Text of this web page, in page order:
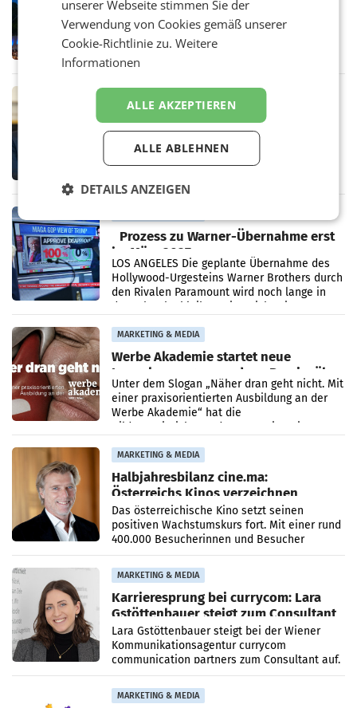
Jahren Grafenegg Festival und Peter
Simonischek
Am Sonntag, dem 9. August 2026, begleitet
Lillian Moschen das Publikum ab 9.05 Uhr
durch die ORF-„Kulturmatinee“. Die Sendung
Grafenegg
APA-Comm-Ranking: Christian
Stocker mit höchster Medienpräsenz
im Juli
Das APA-Comm-Politik-Ranking untersucht
monatlich die Berichterstattung von zwölf
analysiert, welche Politikerinnen und
Prozess zu Warner-Übernahme erst
im März 2027
LOS ANGELES Die geplante Übernahme des
Hollywood-Urgesteins Warner Brothers durch
den Rivalen Paramount wird noch lange in
der Schwebe bleiben. Eine Richterin setzte
MARKETING & MEDIA
Werbe Akademie startet neue
Imagekampagne rund um Praxisnähe
Unter dem Slogan „Näher dran geht nicht. Mit
einer praxisorientierten Ausbildung an der
Werbe Akademie“ hat die
Bildungseinrichtung des WIFI Wien eine neue
MARKETING & MEDIA
Halbjahresbilanz cine.ma:
Österreichs Kinos verzeichnen
400.000 Besucher mehr
Das österreichische Kino setzt seinen
positiven Wachstumskurs fort. Mit einer rund
400.000 Besucherinnen und Besucher
höheren Nettoreichweite im ersten Halbjahr
2026 gegenüber dem
MARKETING & MEDIA
Karrieresprung bei currycom: Lara
Gstöttenbauer steigt zum Consultant
auf
Lara Gstöttenbauer steigt bei der Wiener
Kommunikationsagentur currycom
communication partners zum Consultant auf.
Die 27-jährige Beraterin betreut Kundinnen
und Kunden in den Bereichen
MARKETING & MEDIA
unserer Webseite stimmen Sie der
Verwendung von Cookies gemäß unserer
Cookie-Richtlinie zu.Weitere
Informationen
ALLE AKZEPTIEREN
ALLE ABLEHNEN
DETAILS ANZEIGEN